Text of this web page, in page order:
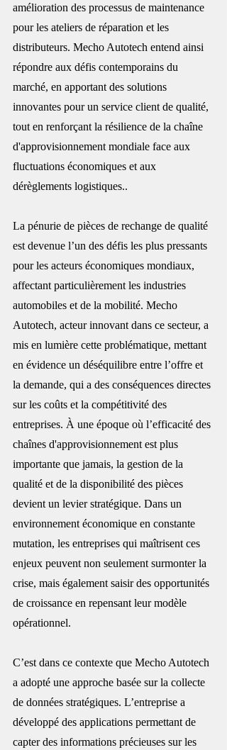
amélioration des processus de maintenance
pour les ateliers de réparation et les
distributeurs. Mecho Autotech entend ainsi
répondre aux défis contemporains du
marché, en apportant des solutions
innovantes pour un service client de qualité,
tout en renforçant la résilience de la chaîne
d'approvisionnement mondiale face aux
fluctuations économiques et aux
dérèglements logistiques..
La pénurie de pièces de rechange de qualité
est devenue l’un des défis les plus pressants
pour les acteurs économiques mondiaux,
affectant particulièrement les industries
automobiles et de la mobilité. Mecho
Autotech, acteur innovant dans ce secteur, a
mis en lumière cette problématique, mettant
en évidence un déséquilibre entre l’offre et
la demande, qui a des conséquences directes
sur les coûts et la compétitivité des
entreprises. À une époque où l’efficacité des
chaînes d'approvisionnement est plus
importante que jamais, la gestion de la
qualité et de la disponibilité des pièces
devient un levier stratégique. Dans un
environnement économique en constante
mutation, les entreprises qui maîtrisent ces
enjeux peuvent non seulement surmonter la
crise, mais également saisir des opportunités
de croissance en repensant leur modèle
opérationnel.
C’est dans ce contexte que Mecho Autotech
a adopté une approche basée sur la collecte
de données stratégiques. L’entreprise a
développé des applications permettant de
capter des informations précieuses sur les